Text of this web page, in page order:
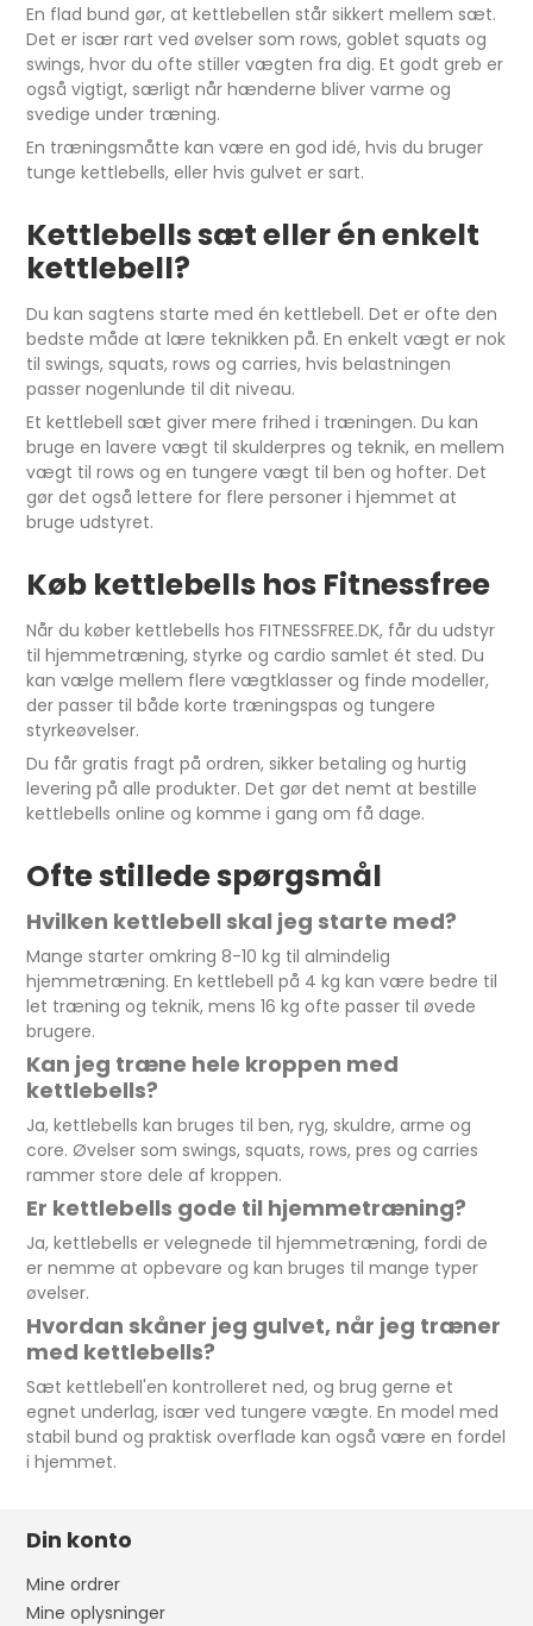
En flad bund gør, at kettlebellen står sikkert mellem sæt.
Det er især rart ved øvelser som rows, goblet squats og
swings, hvor du ofte stiller vægten fra dig. Et godt greb er
også vigtigt, særligt når hænderne bliver varme og
svedige under træning.
En træningsmåtte kan være en god idé, hvis du bruger
tunge kettlebells, eller hvis gulvet er sart.
Kettlebells sæt eller én enkelt
kettlebell?
Du kan sagtens starte med én kettlebell. Det er ofte den
bedste måde at lære teknikken på. En enkelt vægt er nok
til swings, squats, rows og carries, hvis belastningen
passer nogenlunde til dit niveau.
Et kettlebell sæt giver mere frihed i træningen. Du kan
bruge en lavere vægt til skulderpres og teknik, en mellem
vægt til rows og en tungere vægt til ben og hofter. Det
gør det også lettere for flere personer i hjemmet at
bruge udstyret.
Køb kettlebells hos Fitnessfree
Når du køber kettlebells hos FITNESSFREE.DK, får du udstyr
til hjemmetræning, styrke og cardio samlet ét sted. Du
kan vælge mellem flere vægtklasser og finde modeller,
der passer til både korte træningspas og tungere
styrkeøvelser.
Du får gratis fragt på ordren, sikker betaling og hurtig
levering på alle produkter. Det gør det nemt at bestille
kettlebells online og komme i gang om få dage.
Ofte stillede spørgsmål
Hvilken kettlebell skal jeg starte med?
Mange starter omkring 8-10 kg til almindelig
hjemmetræning. En kettlebell på 4 kg kan være bedre til
let træning og teknik, mens 16 kg ofte passer til øvede
brugere.
Kan jeg træne hele kroppen med
kettlebells?
Ja, kettlebells kan bruges til ben, ryg, skuldre, arme og
core. Øvelser som swings, squats, rows, pres og carries
rammer store dele af kroppen.
Er kettlebells gode til hjemmetræning?
Ja, kettlebells er velegnede til hjemmetræning, fordi de
er nemme at opbevare og kan bruges til mange typer
øvelser.
Hvordan skåner jeg gulvet, når jeg træner
med kettlebells?
Sæt kettlebell'en kontrolleret ned, og brug gerne et
egnet underlag, især ved tungere vægte. En model med
stabil bund og praktisk overflade kan også være en fordel
i hjemmet.
Din konto
Mine ordrer
Mine oplysninger